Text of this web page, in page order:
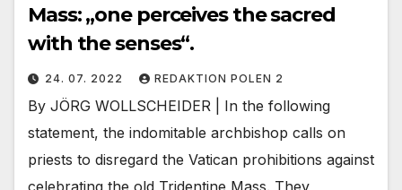
Mass: „one perceives the sacred
with the senses“.
24. 07. 2022 REDAKTION POLEN 2
By JÖRG WOLLSCHEIDER | In the following
statement, the indomitable archbishop calls on
priests to disregard the Vatican prohibitions against